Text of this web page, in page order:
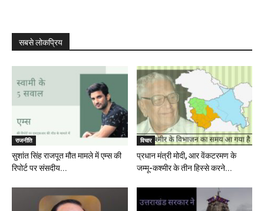
सबसे लोकप्रिय
राजनीति
सुशांत सिंह राजपूत मौत मामले में एम्स की
रिपोर्ट पर संसदीय...
विचार
प्रधान मंत्री मोदी, आर वेंकटरमण के
जम्मू-कश्मीर के तीन हिस्से करने...